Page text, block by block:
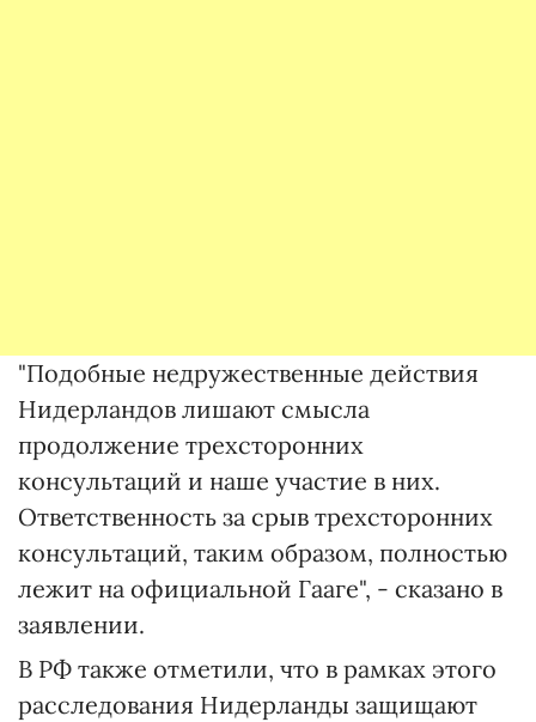
"Подобные недружественные действия
Нидерландов лишают смысла
продолжение трехсторонних
консультаций и наше участие в них.
Ответственность за срыв трехсторонних
консультаций, таким образом, полностью
лежит на официальной Гааге", - сказано в
заявлении.
В РФ также отметили, что в рамках этого
расследования Нидерланды защищают